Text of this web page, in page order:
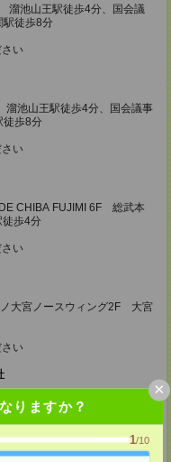
りますか？
1/10
×
溜池山王駅徒歩4分、国会議
駅徒歩8分
い
池山王駅徒歩4分、国会議事
徒歩8分
い
CHIBA FUJIMI 6F 総武本
徒歩4分
い
大宮ノースウィング2F 大宮
い
横浜駅徒歩5分